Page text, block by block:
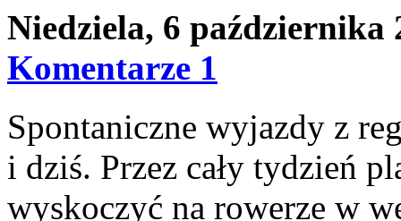
Niedziela, 6 października
Komentarze 1
Spontaniczne wyjazdy z
i dziś. Przez cały tydzień
wyskoczyć na rowerze w